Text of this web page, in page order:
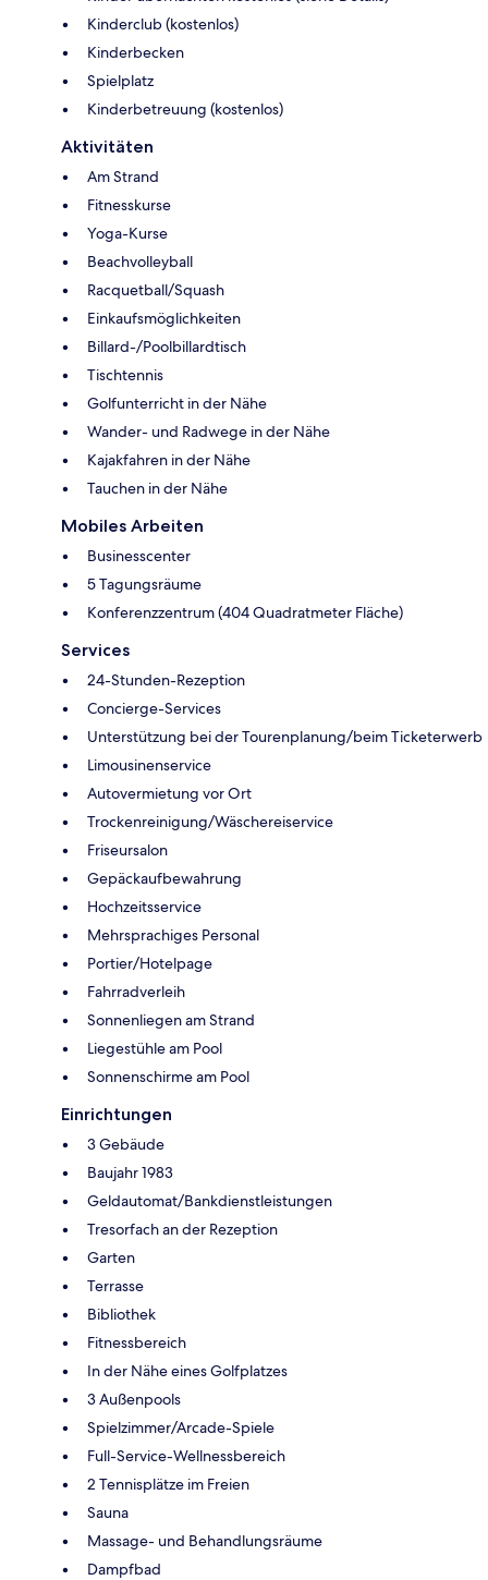
Kinderclub (kostenlos)
Kinderbecken
Spielplatz
Kinderbetreuung (kostenlos)
Aktivitäten
Am Strand
Fitnesskurse
Yoga-Kurse
Beachvolleyball
Racquetball/Squash
Einkaufsmöglichkeiten
Billard-/Poolbillardtisch
Tischtennis
Golfunterricht in der Nähe
Wander- und Radwege in der Nähe
Kajakfahren in der Nähe
Tauchen in der Nähe
Mobiles Arbeiten
Businesscenter
5 Tagungsräume
Konferenzzentrum (404 Quadratmeter Fläche)
Services
24-Stunden-Rezeption
Concierge-Services
Unterstützung bei der Tourenplanung/beim Ticketerwerb
Limousinenservice
Autovermietung vor Ort
Trockenreinigung/Wäschereiservice
Friseursalon
Gepäckaufbewahrung
Hochzeitsservice
Mehrsprachiges Personal
Portier/Hotelpage
Fahrradverleih
Sonnenliegen am Strand
Liegestühle am Pool
Sonnenschirme am Pool
Einrichtungen
3 Gebäude
Baujahr 1983
Geldautomat/Bankdienstleistungen
Tresorfach an der Rezeption
Garten
Terrasse
Bibliothek
Fitnessbereich
In der Nähe eines Golfplatzes
3 Außenpools
Spielzimmer/Arcade-Spiele
Full-Service-Wellnessbereich
2 Tennisplätze im Freien
Sauna
Massage- und Behandlungsräume
Dampfbad